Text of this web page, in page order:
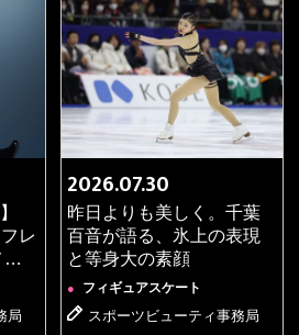
攻撃」の進化論！ヴィクトリー
語る自分らしいリフレッシュ法
ン
の相棒リップ＆お出かけ香水
島 啓太選手 T3位おめでとうご
選手は好奇心旺盛なゲーマー？
レ
局
2026.07.30
昨日よりも美しく。千葉
百音が語る、氷上の表現
と等身大の素顔
● フィギュアスケート
スポーツビューティ事務局